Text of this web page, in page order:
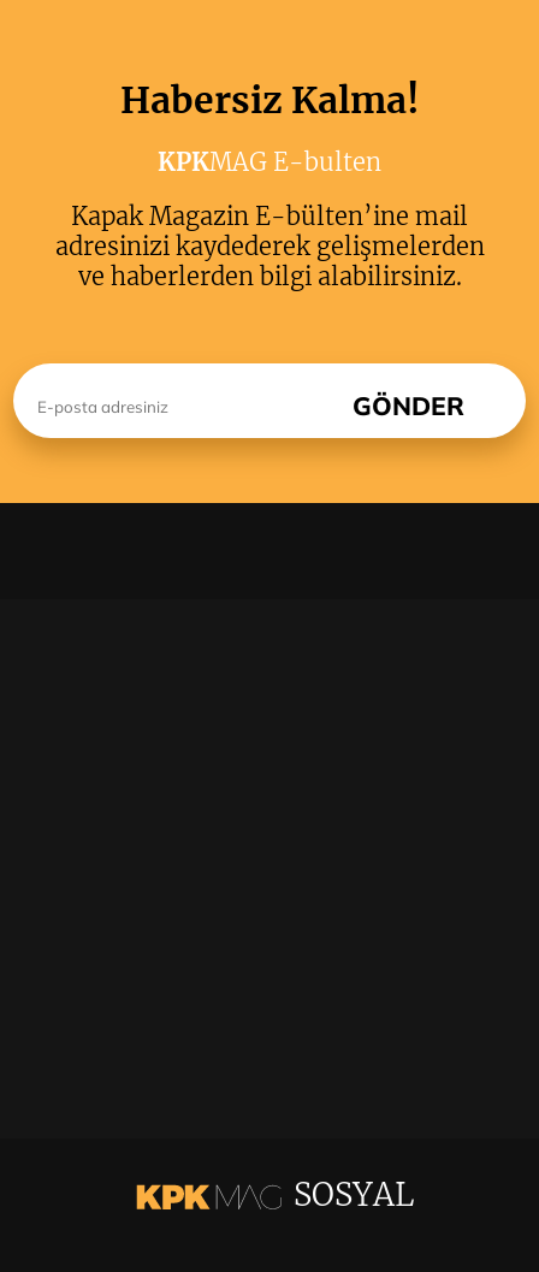
Habersiz Kalma!
KPKMAG E-bulten
Kapak Magazin E-bülten’ine mail
adresinizi kaydederek gelişmelerden
ve haberlerden bilgi alabilirsiniz.
SOSYAL